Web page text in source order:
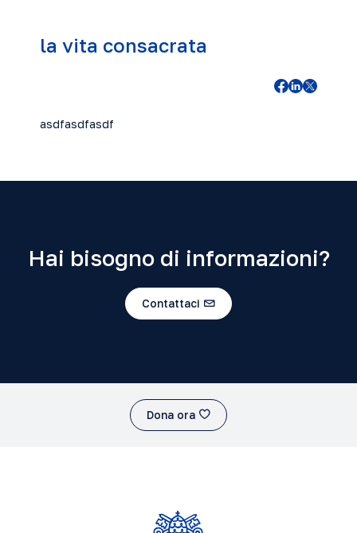
la vita consacrata
asdfasdfasdf
Hai bisogno di informazioni?
Contattaci
Dona ora